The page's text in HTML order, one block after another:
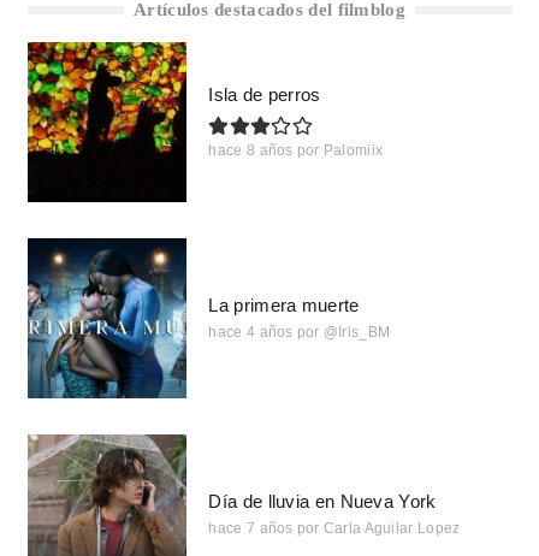
Artículos destacados del filmblog
Isla de perros
hace 8 años por Palomiix
La primera muerte
hace 4 años por @Iris_BM
Día de lluvia en Nueva York
hace 7 años por Carla Aguilar Lopez